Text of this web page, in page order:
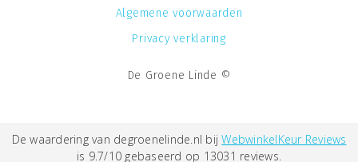
De Groene Linde ©
Algemene voorwaarden
Privacy verklaring
De waardering van degroenelinde.nl bijWebwinkelKeur Reviews
is 9.7/10 gebaseerd op 13031 reviews.